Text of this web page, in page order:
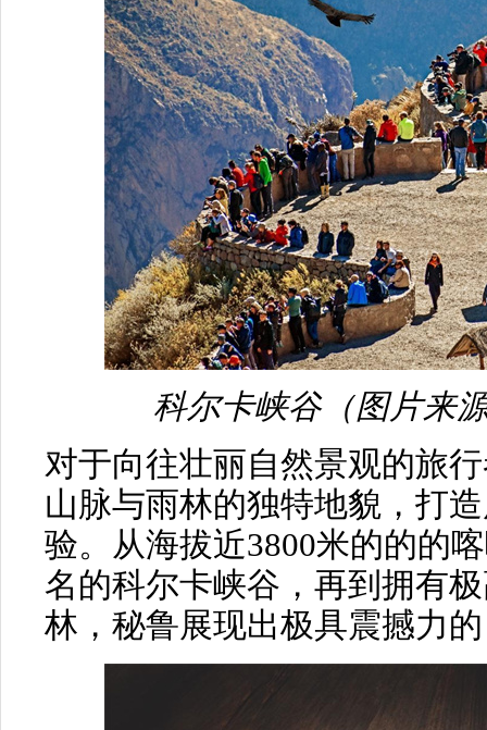
科尔卡峡谷（图片来
对于向往壮丽自然景观的旅
山脉与雨林的独特地貌，打
验。从海拔近3800米的的的
名的科尔卡峡谷，再到拥有
林，秘鲁展现出极具震撼力